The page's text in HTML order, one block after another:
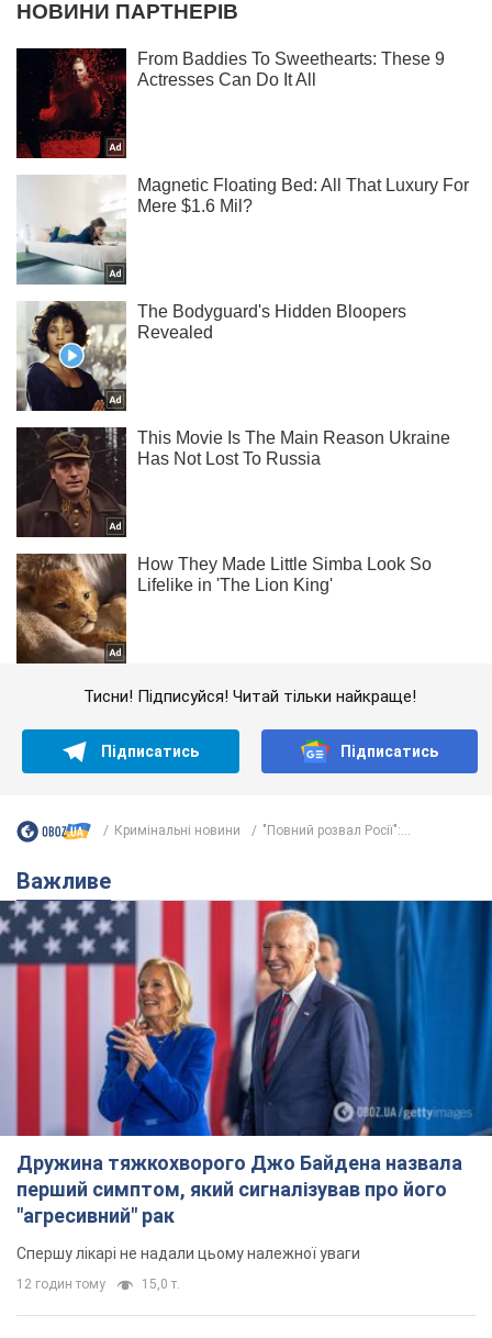
Тисни! Підписуйся! Читай тільки найкраще!
Підписатись Підписатись
Кримінальні новини "Повний розвал Росії":...
Важливе
Дружина тяжкохворого Джо Байдена назвала
перший симптом, який сигналізував про його
"агресивний" рак
Спершу лікарі не надали цьому належної уваги
12 годин тому 15,0 т.